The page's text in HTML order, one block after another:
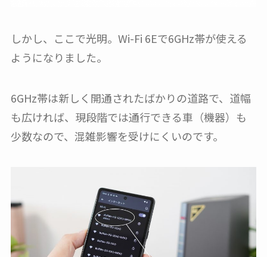
しかし、ここで光明。Wi-Fi 6Eで6GHz帯が使える
ようになりました。
6GHz帯は新しく開通されたばかりの道路で、道幅
も広ければ、現段階では通行できる車（機器）も
少数なので、混雑影響を受けにくいのです。